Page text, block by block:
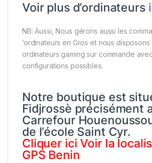
Voir plus d’ordinateurs
NB: Aussi, Nous gérons aussi les
’ordinateurs en Gros et nous
ordinateurs gaming sur commande
configurations possibles.
Notre boutique est
Fidjrossè précisément
Carrefour
de l’école Saint Cyr.
Cliquer ici Voir la
GPS Benin